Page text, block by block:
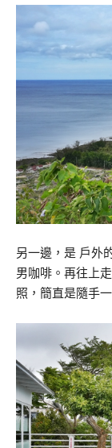
另一邊，是 戶外
男咖啡。再往上
照，簡直是隨手